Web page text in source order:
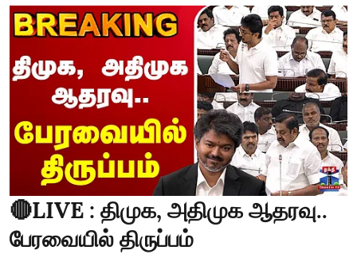
🔴LIVE : திமுக, அதிமுக ஆதரவு..
பேரவையில் திருப்பம்